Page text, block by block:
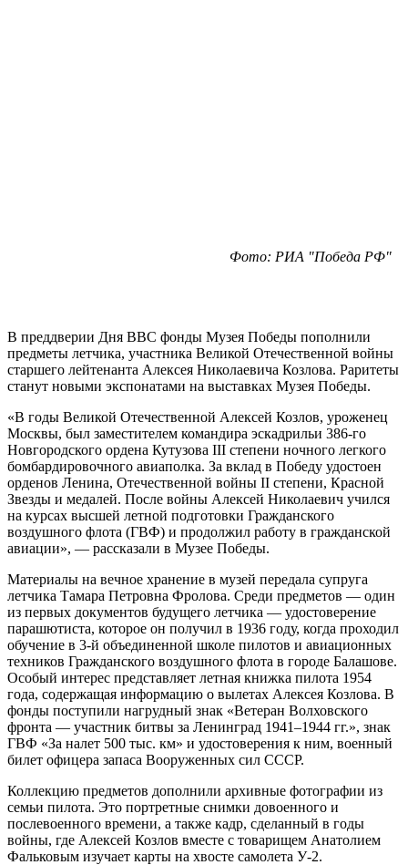
Фото: РИА "Победа РФ"
В преддверии Дня ВВС фонды Музея Победы пополнили
предметы летчика, участника Великой Отечественной войны
старшего лейтенанта Алексея Николаевича Козлова. Раритеты
станут новыми экспонатами на выставках Музея Победы.
«В годы Великой Отечественной Алексей Козлов, уроженец
Москвы, был заместителем командира эскадрильи 386-го
Новгородского ордена Кутузова III степени ночного легкого
бомбардировочного авиаполка. За вклад в Победу удостоен
орденов Ленина, Отечественной войны II степени, Красной
Звезды и медалей. После войны Алексей Николаевич учился
на курсах высшей летной подготовки Гражданского
воздушного флота (ГВФ) и продолжил работу в гражданской
авиации», — рассказали в Музее Победы.
Материалы на вечное хранение в музей передала супруга
летчика Тамара Петровна Фролова. Среди предметов — один
из первых документов будущего летчика — удостоверение
парашютиста, которое он получил в 1936 году, когда проходил
обучение в 3-й объединенной школе пилотов и авиационных
техников Гражданского воздушного флота в городе Балашове.
Особый интерес представляет летная книжка пилота 1954
года, содержащая информацию о вылетах Алексея Козлова. В
фонды поступили нагрудный знак «Ветеран Волховского
фронта — участник битвы за Ленинград 1941–1944 гг.», знак
ГВФ «За налет 500 тыс. км» и удостоверения к ним, военный
билет офицера запаса Вооруженных сил СССР.
Коллекцию предметов дополнили архивные фотографии из
семьи пилота. Это портретные снимки довоенного и
послевоенного времени, а также кадр, сделанный в годы
войны, где Алексей Козлов вместе с товарищем Анатолием
Фальковым изучает карты на хвосте самолета У-2.